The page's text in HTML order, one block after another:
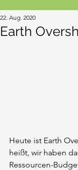
Earth
22. Aug. 2020
Heute ist Earth
heißt, wir haben
Ressourcen-